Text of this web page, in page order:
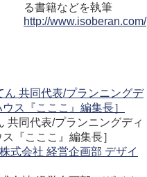
る書籍などを執筆
http://www.isoberan.com/
共同代表/プランニングディ
『こここ』編集長］